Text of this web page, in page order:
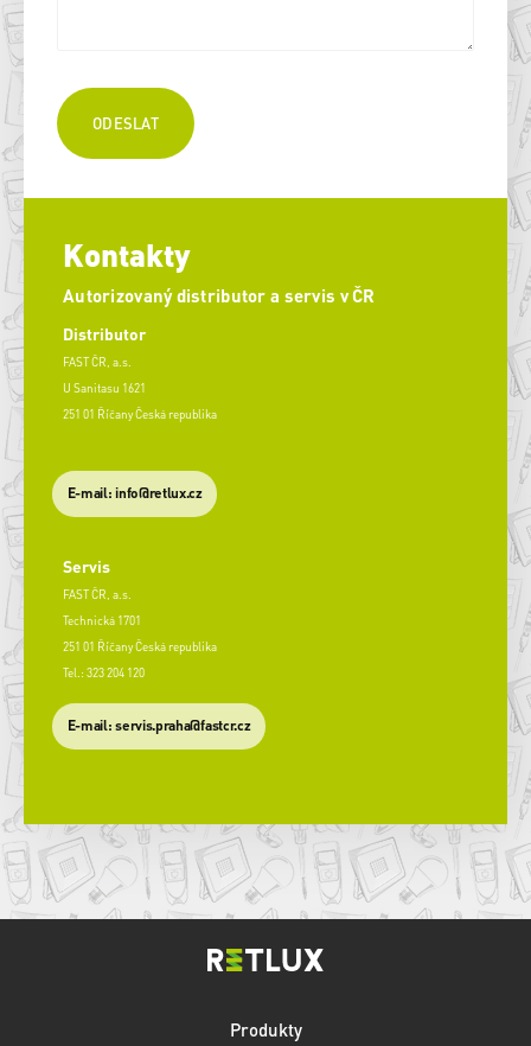
Kontakty
Autorizovaný distributor a servis v ČR
Distributor
FAST ČR, a.s.
U Sanitasu 1621
251 01 Říčany Česká republika
E-mail: info@retlux.cz
Servis
FAST ČR, a.s.
Technická 1701
251 01 Říčany Česká republika
Tel.: 323 204 120
​E-mail: servis.praha@fastcr.cz
Produkty